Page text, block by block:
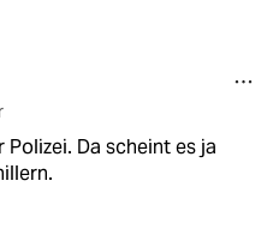
Da scheint es ja